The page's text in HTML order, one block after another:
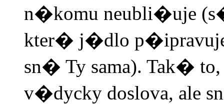
n�komu neubli�uje
kter� j�dlo
sn� Ty sama). Tak�
v�dycky doslova, ale